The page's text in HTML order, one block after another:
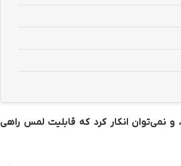
نمی‌توان انکار کرد که قابلیت لمس راهی